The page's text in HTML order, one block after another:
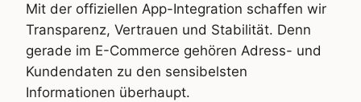
Mit der offiziellen App-Integration schaffen wir
Transparenz, Vertrauen und Stabilität. Denn
gerade im E-Commerce gehören Adress- und
Kundendaten zu den sensibelsten
Informationen überhaupt.